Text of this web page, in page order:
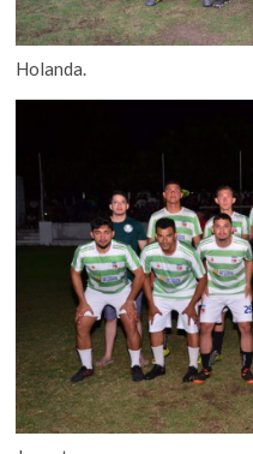
Holanda.